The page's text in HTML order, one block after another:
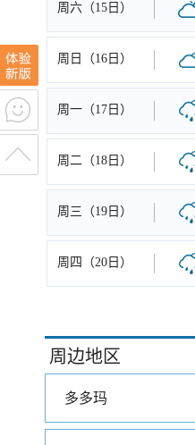
周六（15日）
周日（16日）
周一（17日）
周二（18日）
周三（19日）
周四（20日）
周边地区
多多玛